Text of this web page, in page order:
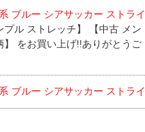
ブルー シアサッカー ストライ
ル ストレッチ】 【中古 メン
をお買い上げ!!ありがとうご
ブルー シアサッカー ストライ